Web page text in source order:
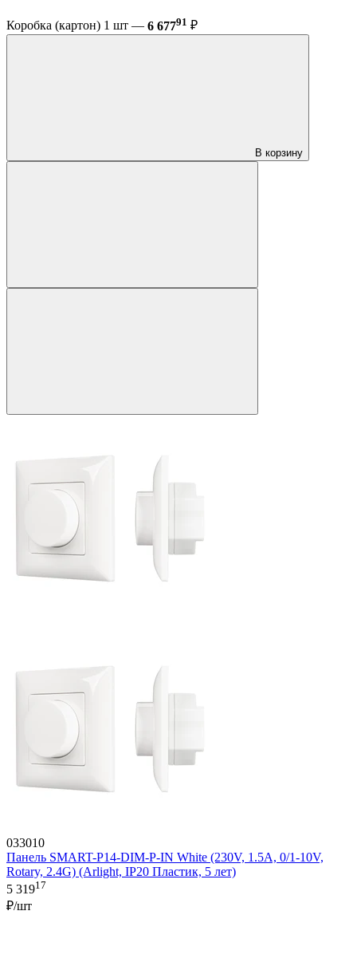
Коробка (картон) 1 шт — 6 67791 ₽
В корзину
033010
Панель SMART-P14-DIM-P-IN White (230V, 1.5A, 0/1-10V,
Rotary, 2.4G) (Arlight, IP20 Пластик, 5 лет)
5 31917
₽/шт